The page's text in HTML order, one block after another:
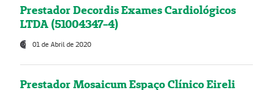
Prestador Decordis Exames Cardiológicos
LTDA (51004347-4)
01 de Abril de 2020
Prestador Mosaicum Espaço Clínico Eireli